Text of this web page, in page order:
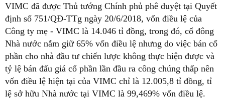
VIMC đã được Thủ tướng Chính phủ phê duyệt tại Quyết
định số 751/QĐ-TTg ngày 20/6/2018, vốn điều lệ của
Công ty mẹ - VIMC là 14.046 tỉ đồng, trong đó, cổ đông
Nhà nước nắm giữ 65% vốn điều lệ nhưng do việc bán cổ
phần cho nhà đầu tư chiến lược không thực hiện được và
tỷ lệ bán đấu giá cổ phần lần đầu ra công chúng thấp nên
vốn điều lệ hiện tại của VIMC chỉ là 12.005,8 tỉ đồng, tỉ
lệ sở hữu Nhà nước tại VIMC là 99,469% vốn điều lệ.